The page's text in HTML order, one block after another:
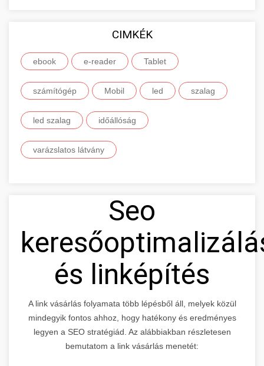
CIMKÉK
ebook e-reader Tablet
számítógép Mobil led szalag
led szalag időállóság
varázslatos látvány
Seo
és linképítés
A link vásárlás folyamata több lépésből áll, melyek közül
mindegyik fontos ahhoz, hogy hatékony és eredményes
legyen a SEO stratégiád. Az alábbiakban részletesen
bemutatom a link vásárlás menetét: